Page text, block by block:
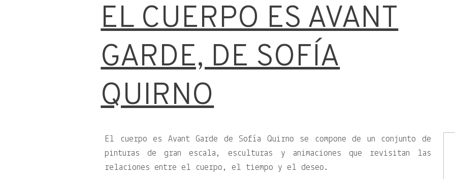
EL CUERPO ES AVANT
GARDE, DE SOFÍA
QUIRNO
El cuerpo es Avant Garde de Sofía Quirno se compone de un conjunto de
pinturas de gran escala, esculturas y animaciones que revisitan las
relaciones entre el cuerpo, el tiempo y el deseo.